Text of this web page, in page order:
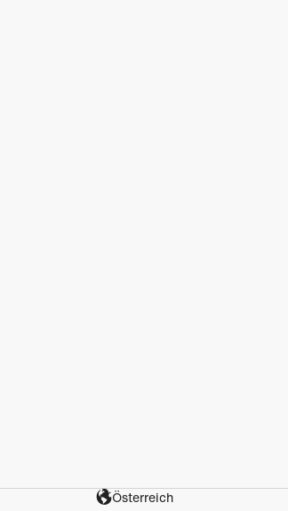
Österreich